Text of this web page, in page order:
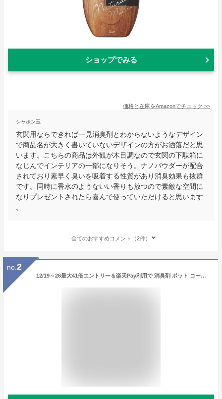
ショップでみる
価格と在庫をAmazonでチェック >>
シャボン玉
玄関用ならできれば一見消臭剤とわからないようなデザイン
で商品名が大きく書いていないデザインの方がお洒落だと思
います。こちらの商品は外観が木目調なので玄関の下駄箱に
なじんでインテリアの一部になりそう。ナノパウダーが配合
されており素早く臭いを吸着する性質があり消臭効果も抜群
です。同時に香水のようないい香りも放つので素敵な空間に
なりプレゼントされたら喜んで使っていただけると思います
。
全てのおすすめコメント（2件）
no. 2
12/19～26最大41倍エントリー＆楽天Pay利用で 消臭剤 ポット コーヒーかす消臭ポット marna マーナ K770BK 【 クッチーナホーム 】 消臭剤 ポット 玄関 消臭剤 トイレ 消臭剤 靴箱 部屋 消臭剤 カバー 消臭剤 ケース エコ 消臭剤 おしゃれ コーヒー 再利用